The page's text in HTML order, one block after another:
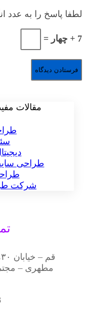
لطفا پاسخ را به عدد
7 + چهار =
مقالات
طراحی
شرکت
مطهری –